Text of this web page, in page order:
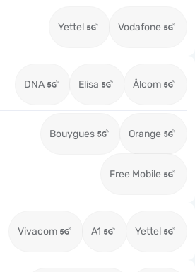
Yettel Vodafone
DNA Elisa Ålcom
Bouygues Orange
Free Mobile
Vivacom A1 Yettel